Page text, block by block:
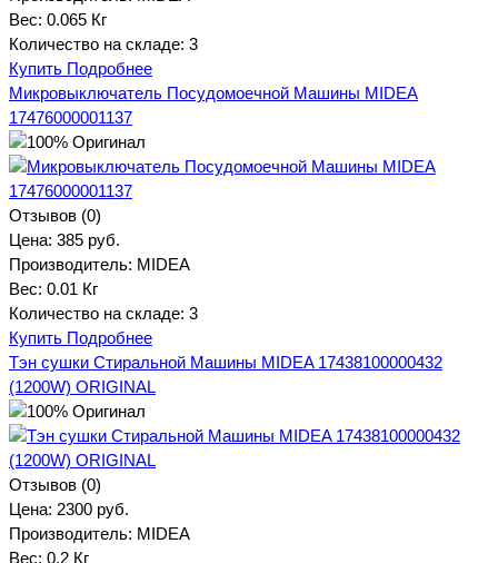
Вес: 0.065 Кг
Количество на складе: 3
Купить Подробнее
Микровыключатель Посудомоечной Машины MIDEA
17476000001137
Отзывов (0)
Цена: 385 руб.
Производитель: MIDEA
Вес: 0.01 Кг
Количество на складе: 3
Купить Подробнее
Тэн сушки Стиральной Машины MIDEA 17438100000432
(1200W) ORIGINAL
Отзывов (0)
Цена: 2300 руб.
Производитель: MIDEA
Вес: 0.2 Кг